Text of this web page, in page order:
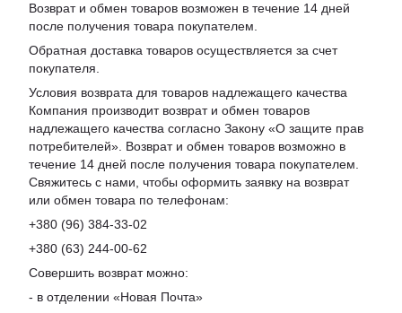
Возврат и обмен товаров возможен в течение 14 дней
после получения товара покупателем.
Обратная доставка товаров осуществляется за счет
покупателя.
Условия возврата для товаров надлежащего качества
Компания производит возврат и обмен товаров
надлежащего качества согласно Закону «О защите прав
потребителей». Возврат и обмен товаров возможно в
течение 14 дней после получения товара покупателем.
Свяжитесь с нами, чтобы оформить заявку на возврат
или обмен товара по телефонам:
+380 (96) 384-33-02
+380 (63) 244-00-62
Совершить возврат можно:
- в отделении «Новая Почта»